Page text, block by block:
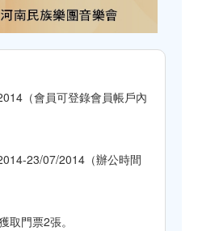
（會員可登錄會員帳戶內
23/07/2014（辦公時間
取門票2張。